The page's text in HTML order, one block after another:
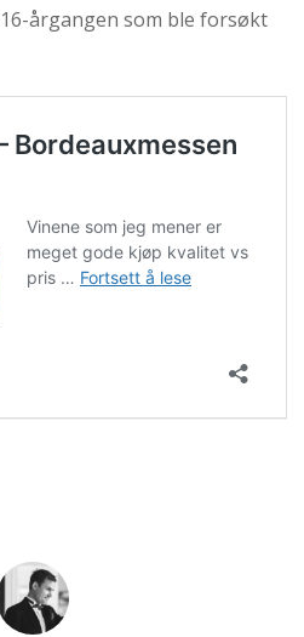
årgangen som ble forsøkt